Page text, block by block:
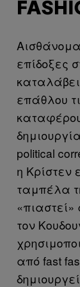
επίδοξες
επάθλου
political
η Κρίστεν
ταμπέλα
«πιαστεί»
τον
από fast